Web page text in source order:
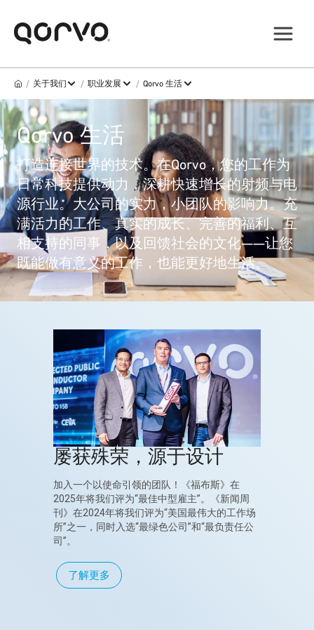
/ 关于我们 / 职业发展 / Qorvo 生活
Qorvo 生活
打造连接世界的技术。在Qorvo，您的工作为
日常科技提供动力，深耕快速增长的射频与电
源行业。大公司的实力，小团队的影响力。充
满活力的工作、真实的成长、完善的福利、互
相支持的同事，以及回馈社会的文化——让您
既能做有意义的工作，也能更好地生活。
屡获殊荣，源于设计
加入一个以使命引领的团队！《福布斯》在
2025年将我们评为“最佳中型雇主”。《新闻周
刊》在2024年将我们评为“美国最伟大的工作场
所”之一，同时入选“最绿色公司”和“最负责任公
司”。
了解更多